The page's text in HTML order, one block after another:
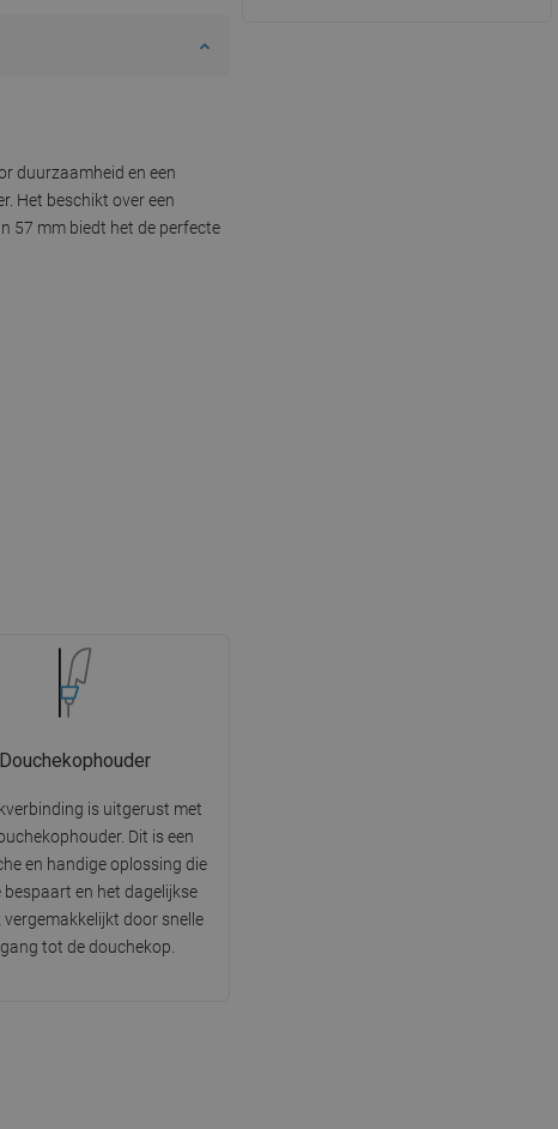
duurzaamheid en een
Het beschikt over een
57 mm biedt het de perfecte
Douchekophouder
is uitgerust met
Dit is een
en handige oplossing die
bespaart en het dagelijkse
vergemakkelijkt door snelle
tot de douchekop.